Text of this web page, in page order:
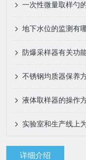
一次性微量取样勺
地下水位的监测有
防爆采样器有关功
不锈钢均质器保养
液体取样器的操作
实验室和生产线上
详细介绍